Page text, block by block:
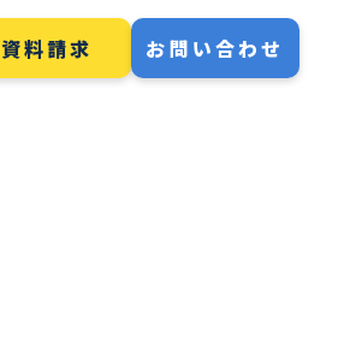
資料請求 お問い合わせ